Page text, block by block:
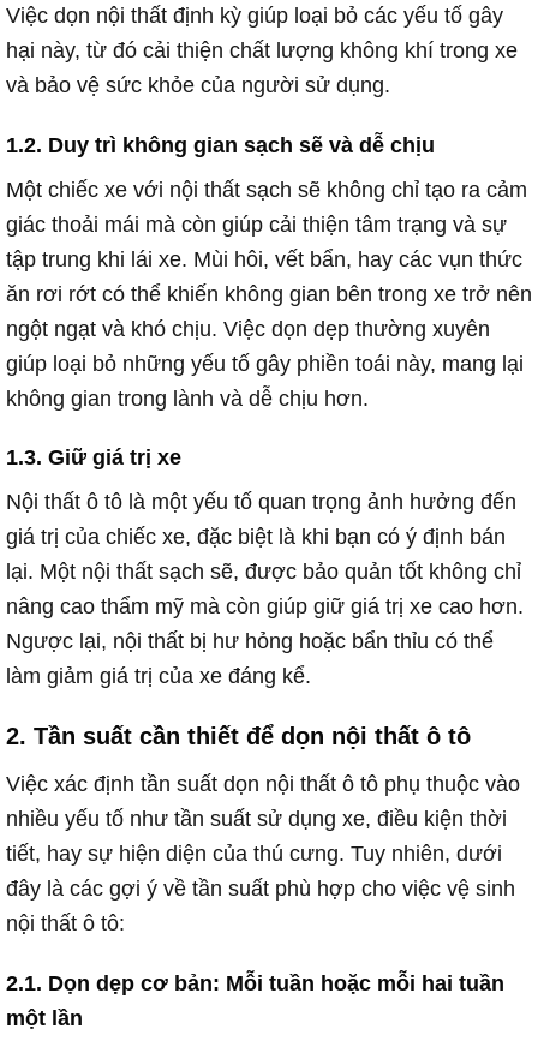
Việc dọn nội thất định kỳ giúp loại bỏ các yếu tố gây
hại này, từ đó cải thiện chất lượng không khí trong xe
và bảo vệ sức khỏe của người sử dụng.
1.2. Duy trì không gian sạch sẽ và dễ chịu
Một chiếc xe với nội thất sạch sẽ không chỉ tạo ra cảm
giác thoải mái mà còn giúp cải thiện tâm trạng và sự
tập trung khi lái xe. Mùi hôi, vết bẩn, hay các vụn thức
ăn rơi rớt có thể khiến không gian bên trong xe trở nên
ngột ngạt và khó chịu. Việc dọn dẹp thường xuyên
giúp loại bỏ những yếu tố gây phiền toái này, mang lại
không gian trong lành và dễ chịu hơn.
1.3. Giữ giá trị xe
Nội thất ô tô là một yếu tố quan trọng ảnh hưởng đến
giá trị của chiếc xe, đặc biệt là khi bạn có ý định bán
lại. Một nội thất sạch sẽ, được bảo quản tốt không chỉ
nâng cao thẩm mỹ mà còn giúp giữ giá trị xe cao hơn.
Ngược lại, nội thất bị hư hỏng hoặc bẩn thỉu có thể
làm giảm giá trị của xe đáng kể.
2. Tần suất cần thiết để dọn nội thất ô tô
Việc xác định tần suất dọn nội thất ô tô phụ thuộc vào
nhiều yếu tố như tần suất sử dụng xe, điều kiện thời
tiết, hay sự hiện diện của thú cưng. Tuy nhiên, dưới
đây là các gợi ý về tần suất phù hợp cho việc vệ sinh
nội thất ô tô:
2.1. Dọn dẹp cơ bản: Mỗi tuần hoặc mỗi hai tuần
một lần